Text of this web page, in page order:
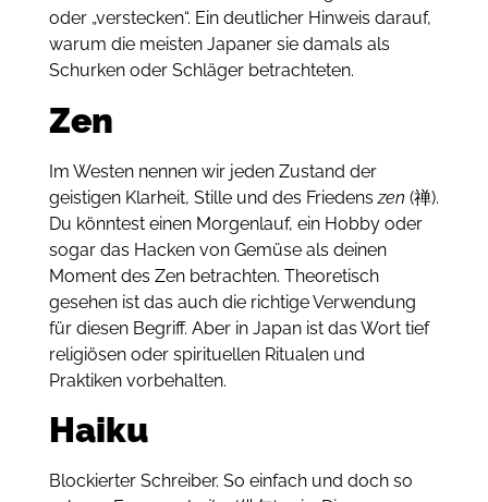
oder „verstecken“. Ein deutlicher Hinweis darauf,
warum die meisten Japaner sie damals als
Schurken oder Schläger betrachteten.
Zen
Im Westen nennen wir jeden Zustand der
geistigen Klarheit, Stille und des Friedens zen (禅).
Du könntest einen Morgenlauf, ein Hobby oder
sogar das Hacken von Gemüse als deinen
Moment des Zen betrachten. Theoretisch
gesehen ist das auch die richtige Verwendung
für diesen Begriff. Aber in Japan ist das Wort tief
religiösen oder spirituellen Ritualen und
Praktiken vorbehalten.
Haiku
Blockierter Schreiber. So einfach und doch so